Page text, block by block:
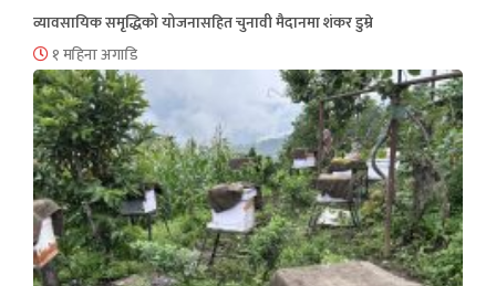
व्यावसायिक समृद्धिको योजनासहित चुनावी मैदानमा शंकर डुम्रे
१ महिना अगाडि